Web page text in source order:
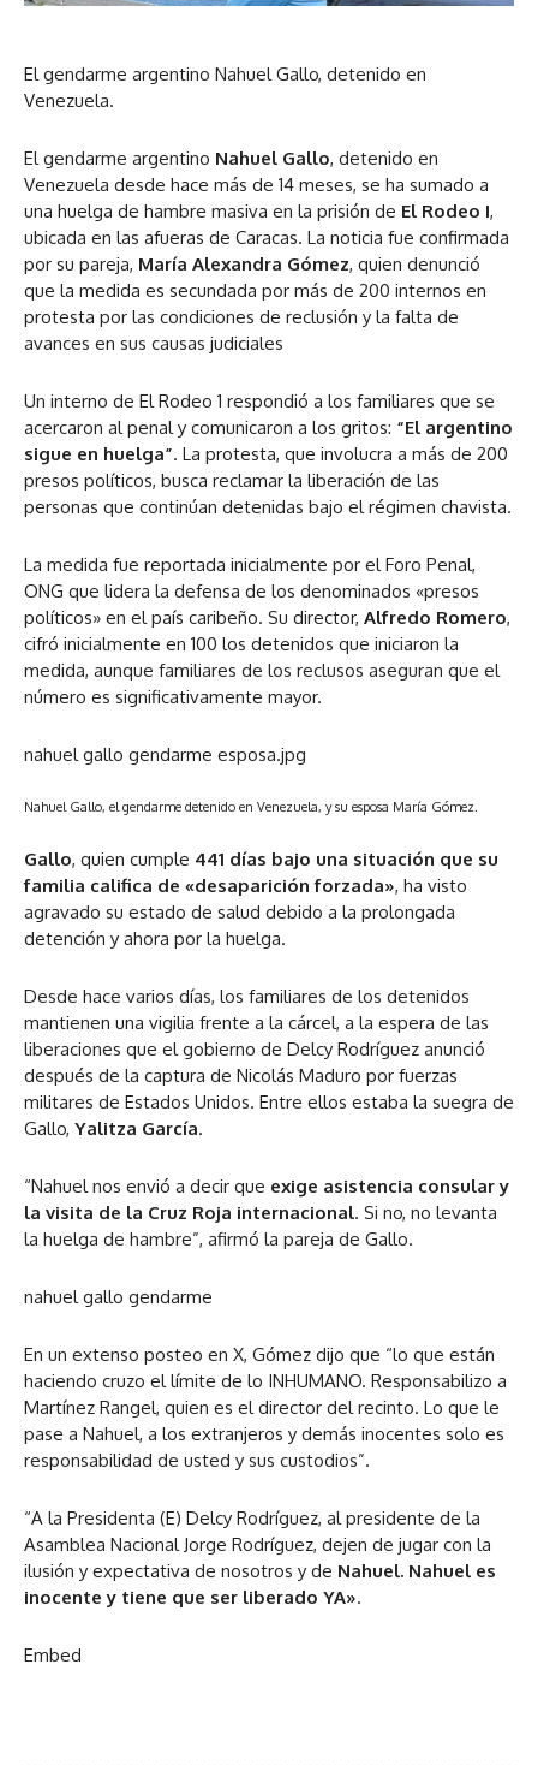
El gendarme argentino Nahuel Gallo, detenido en
Venezuela.
El gendarme argentino Nahuel Gallo, detenido en
Venezuela desde hace más de 14 meses, se ha sumado a
una huelga de hambre masiva en la prisión de El Rodeo I,
ubicada en las afueras de Caracas. La noticia fue confirmada
por su pareja, María Alexandra Gómez, quien denunció
que la medida es secundada por más de 200 internos en
protesta por las condiciones de reclusión y la falta de
avances en sus causas judiciales
Un interno de El Rodeo 1 respondió a los familiares que se
acercaron al penal y comunicaron a los gritos: “El argentino
sigue en huelga”. La protesta, que involucra a más de 200
presos políticos, busca reclamar la liberación de las
personas que continúan detenidas bajo el régimen chavista.
La medida fue reportada inicialmente por el Foro Penal,
ONG que lidera la defensa de los denominados «presos
políticos» en el país caribeño. Su director, Alfredo Romero,
cifró inicialmente en 100 los detenidos que iniciaron la
medida, aunque familiares de los reclusos aseguran que el
número es significativamente mayor.
nahuel gallo gendarme esposa.jpg
Nahuel Gallo, el gendarme detenido en Venezuela, y su esposa María Gómez.
Gallo, quien cumple 441 días bajo una situación que su
familia califica de «desaparición forzada», ha visto
agravado su estado de salud debido a la prolongada
detención y ahora por la huelga.
Desde hace varios días, los familiares de los detenidos
mantienen una vigilia frente a la cárcel, a la espera de las
liberaciones que el gobierno de Delcy Rodríguez anunció
después de la captura de Nicolás Maduro por fuerzas
militares de Estados Unidos. Entre ellos estaba la suegra de
Gallo, Yalitza García.
“Nahuel nos envió a decir que exige asistencia consular y
la visita de la Cruz Roja internacional. Si no, no levanta
la huelga de hambre”, afirmó la pareja de Gallo.
nahuel gallo gendarme
En un extenso posteo en X, Gómez dijo que “lo que están
haciendo cruzo el límite de lo INHUMANO. Responsabilizo a
Martínez Rangel, quien es el director del recinto. Lo que le
pase a Nahuel, a los extranjeros y demás inocentes solo es
responsabilidad de usted y sus custodios”.
“A la Presidenta (E) Delcy Rodríguez, al presidente de la
Asamblea Nacional Jorge Rodríguez, dejen de jugar con la
ilusión y expectativa de nosotros y de Nahuel. Nahuel es
inocente y tiene que ser liberado YA».
Embed